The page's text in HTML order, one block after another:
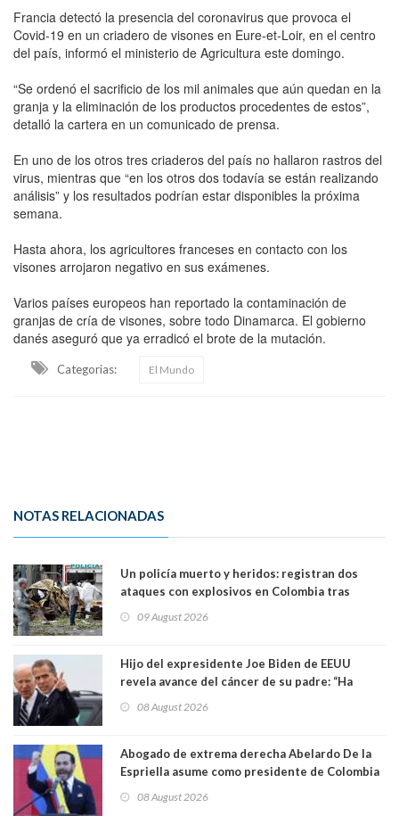
Francia detectó la presencia del coronavirus que provoca el
Covid-19 en un criadero de visones en Eure-et-Loir, en el centro
del país, informó el ministerio de Agricultura este domingo.
“Se ordenó el sacrificio de los mil animales que aún quedan en la
granja y la eliminación de los productos procedentes de estos”,
detalló la cartera en un comunicado de prensa.
En uno de los otros tres criaderos del país no hallaron rastros del
virus, mientras que “en los otros dos todavía se están realizando
análisis” y los resultados podrían estar disponibles la próxima
semana.
Hasta ahora, los agricultores franceses en contacto con los
visones arrojaron negativo en sus exámenes.
Varios países europeos han reportado la contaminación de
granjas de cría de visones, sobre todo Dinamarca. El gobierno
danés aseguró que ya erradicó el brote de la mutación.
Categorias: El Mundo
NOTAS RELACIONADAS
Un policía muerto y heridos: registran dos
ataques con explosivos en Colombia tras
09 August 2026
Hijo del expresidente Joe Biden de EEUU
revela avance del cáncer de su padre: “Ha
08 August 2026
Abogado de extrema derecha Abelardo De la
Espriella asume como presidente de Colombia
08 August 2026